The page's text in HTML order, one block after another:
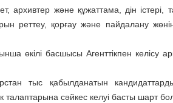
және құжаттама, дін істері,
реттеу, қорғау және пайдалану
өкілі басшысы Агенттікпен келісу
тыс қабылданатын
талаптарына сәйкес келуі басты шарт